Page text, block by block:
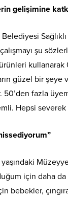
gelişimine
şu
kullanarak
güzel bir
fazla
Hepsi severek
için daha da
bebekler,